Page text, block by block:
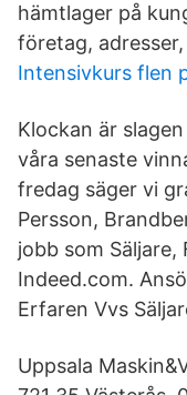
hämtlager på
företag,
Intensivkurs flen
Klockan är
våra senaste
fredag säger vi
Persson,
jobb som Säljare,
Indeed.com.
Erfaren Vvs
Uppsala